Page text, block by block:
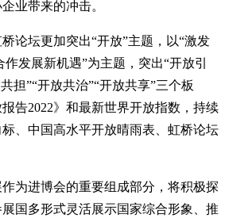
业带来的冲击。
论坛更加突出“开放”主题，以“激发
发展新机遇”为主题，突出“开放引
担”“开放共治”“开放共享”三个板
告2022》和最新世界开放指数，持续
、中国高水平开放晴雨表、虹桥论坛
为进博会的重要组成部分，将积极探
国多形式灵活展示国家综合形象、推